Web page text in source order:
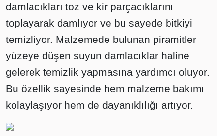
damlacıkları toz ve kir parçacıklarını
toplayarak damlıyor ve bu sayede bitkiyi
temizliyor. Malzemede bulunan piramitler
yüzeye düşen suyun damlacıklar haline
gelerek temizlik yapmasına yardımcı oluyor.
Bu özellik sayesinde hem malzeme bakımı
kolaylaşıyor hem de dayanıklılığı artıyor.